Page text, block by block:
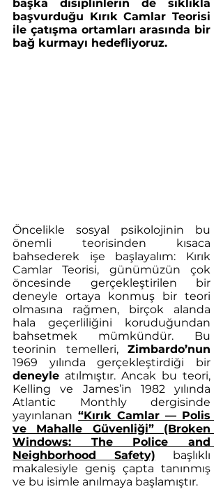
başka disiplinlerin de sıklıkla
başvurduğu Kırık Camlar Teorisi
ile çatışma ortamları arasında bir
bağ kurmayı hedefliyoruz.
Öncelikle sosyal psikolojinin bu
önemli teorisinden kısaca
bahsederek işe başlayalım: Kırık
Camlar Teorisi, günümüzün çok
öncesinde gerçekleştirilen bir
deneyle ortaya konmuş bir teori
olmasına rağmen, birçok alanda
hala geçerliliğini koruduğundan
bahsetmek mümkündür. Bu
teorinin temelleri, Zimbardo’nun
deneyle atılmıştır. Ancak bu teori,
Kelling ve James’in 1982 yılında
Atlantic Monthly dergisinde
yayınlanan “Kırık Camlar — Polis
ve Mahalle Güvenliği” (Broken
Windows: The Police and
Neighborhood Safety)
başlıklı
makalesiyle geniş çapta tanınmış
ve bu isimle anılmaya başlamıştır.